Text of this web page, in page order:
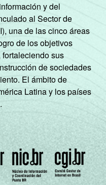
y del
al Sector de
una de las cinco áreas
de los objetivos
sus
de sociedades
El ámbito de
Latina y los países